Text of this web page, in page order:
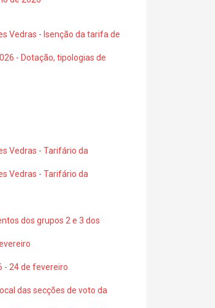
Vedras - Isenção da tarifa de
- Dotação, tipologias de
Vedras - Tarifário da
Vedras - Tarifário da
dos grupos 2 e 3 dos
- 24 de fevereiro
das secções de voto da